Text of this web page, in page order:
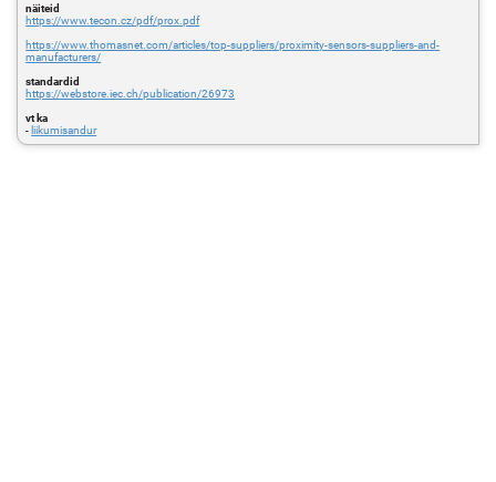
näiteid
https://www.tecon.cz/pdf/prox.pdf
https://www.thomasnet.com/articles/top-suppliers/proximity-sensors-suppliers-and-
manufacturers/
standardid
https://webstore.iec.ch/publication/26973
vt ka
- liikumisandur